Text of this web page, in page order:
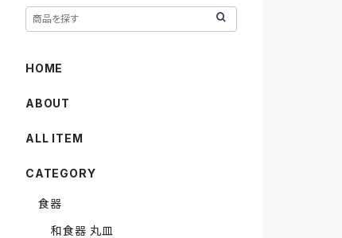
HOME
ABOUT
ALL ITEM
CATEGORY
食器
和食器 丸皿